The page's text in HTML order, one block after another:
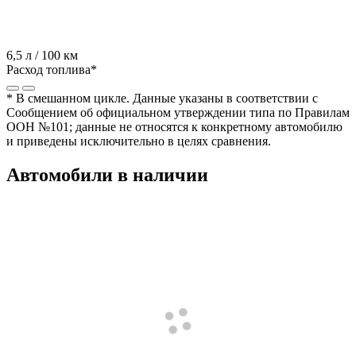
6,5 л / 100 км
Расход топлива*
* В смешанном цикле. Данные указаны в соответствии с
Сообщением об официальном утверждении типа по Правилам
ООН №101; данные не относятся к конкретному автомобилю
и приведены исключительно в целях сравнения.
Автомобили в наличии